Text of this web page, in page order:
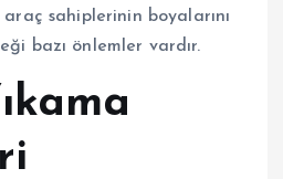
sahiplerinin boyalarını
bazı önlemler vardır.